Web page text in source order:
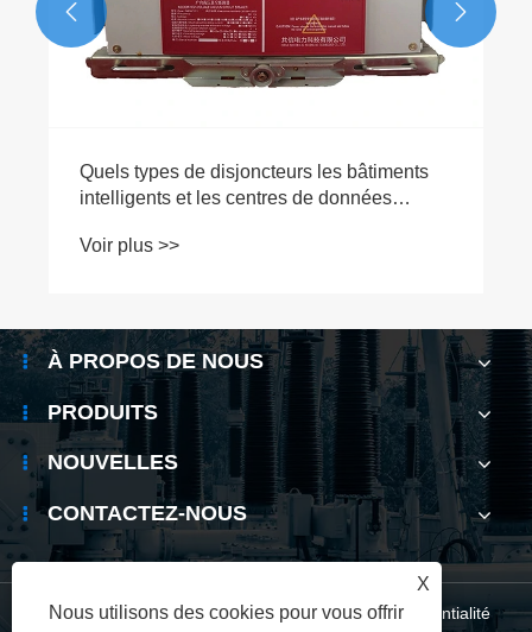
Quels types de disjoncteurs les bâtiments
intelligents et les centres de données
Voir plus >>
 
À PROPOS DE NOUS
PRODUITS
NOUVELLES
CONTACTEZ-NOUS
Links | Sitemap | RSS | XML | politique de confidentialité
X
Nous utilisons des cookies pour vous offrir